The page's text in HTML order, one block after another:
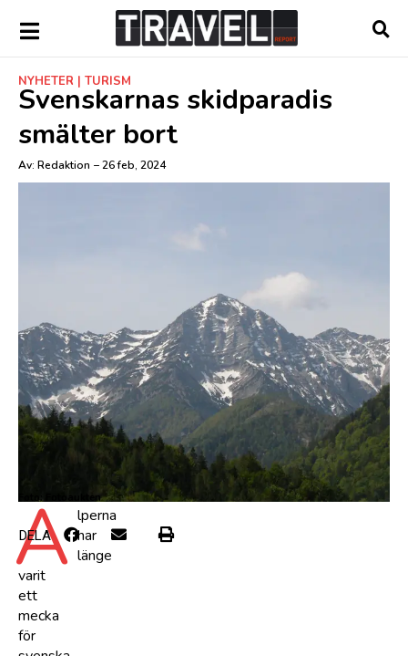
NYHETER | TURISM
Svenskarnas skidparadis
smälter bort
Av: Redaktion –26 feb, 2024
Foto: Fotoaukten
A lperna
har
länge
varit
ett
mecka
för
DELA